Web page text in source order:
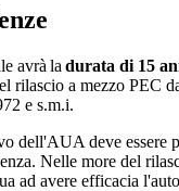
avrà la durata di 15
rilascio a mezzo PEC
e s.m.i.
dell'AUA deve essere
Nelle more del
ad avere efficacia